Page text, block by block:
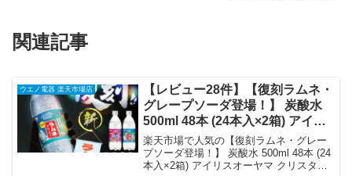
関連記事
ウエノ電器 楽天市場店
【レビュー28件】【復刻ラムネ・
グレープソーダ登場！】 炭酸水
500ml 48本 (24本入×2箱) アイリ
スオーヤマ クリスタルスパーク
強炭酸水 ラムネ グレープソーダ
レモン フレーバー プレーン 天然
楽天市場で人気の【復刻ラムネ・グレー
プソーダ登場！】 炭酸水 500ml 48本 (24
本入×2箱) アイリスオーヤマ クリスタル